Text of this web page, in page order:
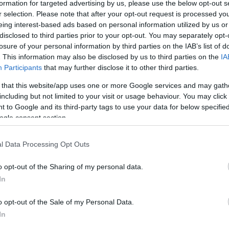
for targeted advertising by us, please use the below opt-out
selection. Please note that after your opt-out request is processed
interest-based ads based on personal information utilized by us
to third parties prior to your opt-out. You may separately
of your personal information by third parties on the IAB’s list of
This information may also be disclosed by us to third parties on the
Participants that may further disclose it to other third parties.
that this website/app uses one or more Google services and may
but not limited to your visit or usage behaviour. You may
to Google and its third-party tags to use your data for below
consent section.
Data Processing Opt Outs
opt-out of the Sharing of my personal data.
opt-out of the Sale of my Personal Data.
οι επόμενες ώρες
εστίες κάνει λόγο η Πυροσβεστική - Στην
άνεμοι 2-3 μποφόρ - Οι μετωρολόγοι προβλέπουν,
το μεσημέρι - Ρίψεις νερού πραγματοποιούν 3
2 αεροσκάφη
σε Κύθηρα και Μάνη:
από το αρχείο οι
αποκαλύψεις του Δημήτρη Λιότσιου - Ο τότε
Πυροσβεστικής Βασίλης Ματθαιόπουλος είχε μιλήσει
1